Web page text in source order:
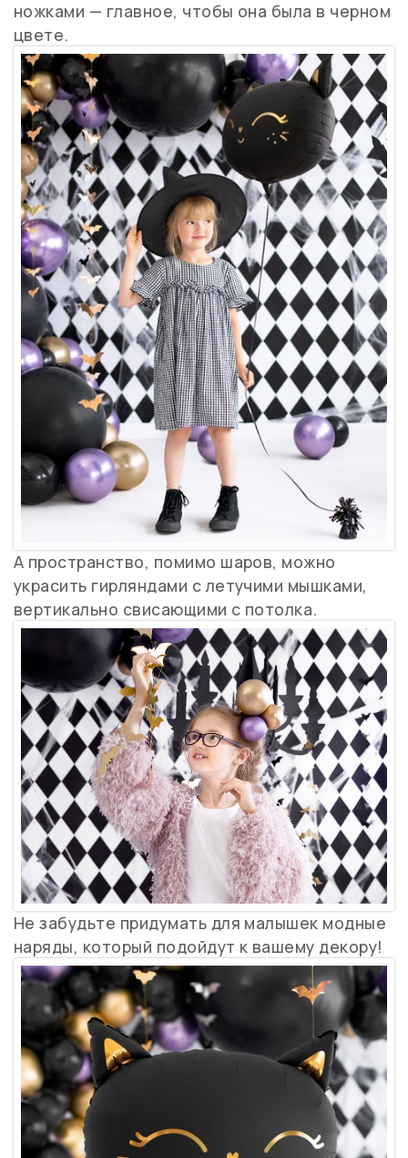
ножками — главное, чтобы она была в черном
цвете.
А пространство, помимо шаров, можно
украсить гирляндами с летучими мышками,
вертикально свисающими с потолка.
Не забудьте придумать для малышек модные
наряды, который подойдут к вашему декору!